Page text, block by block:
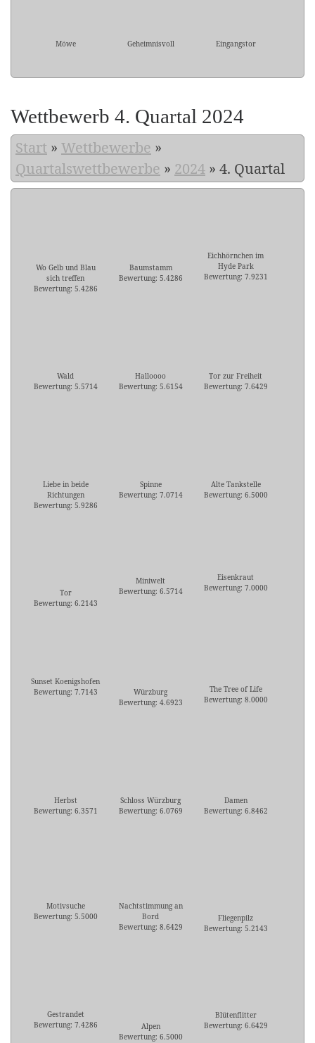
Möwe Geheimnisvoll Eingangstor
Wettbewerb 4. Quartal 2024
Start » Wettbewerbe »
Quartalswettbewerbe » 2024 » 4. Quartal
Wo Gelb und Blau
sich treffen
Bewertung: 5.4286
Baumstamm
Bewertung: 5.4286
Eichhörnchen im
Hyde Park
Bewertung: 7.9231
Wald
Bewertung: 5.5714
Halloooo
Bewertung: 5.6154
Tor zur Freiheit
Bewertung: 7.6429
Liebe in beide
Richtungen
Bewertung: 5.9286
Spinne
Bewertung: 7.0714
Alte Tankstelle
Bewertung: 6.5000
Tor
Bewertung: 6.2143
Miniwelt
Bewertung: 6.5714
Eisenkraut
Bewertung: 7.0000
Sunset Koenigshofen
Bewertung: 7.7143
Würzburg
Bewertung: 4.6923
The Tree of Life
Bewertung: 8.0000
Herbst
Bewertung: 6.3571
Schloss Würzburg
Bewertung: 6.0769
Damen
Bewertung: 6.8462
Motivsuche
Bewertung: 5.5000
Nachtstimmung an
Bord
Bewertung: 8.6429
Fliegenpilz
Bewertung: 5.2143
Gestrandet
Bewertung: 7.4286
Alpen
Bewertung: 6.5000
Blütenflitter
Bewertung: 6.6429